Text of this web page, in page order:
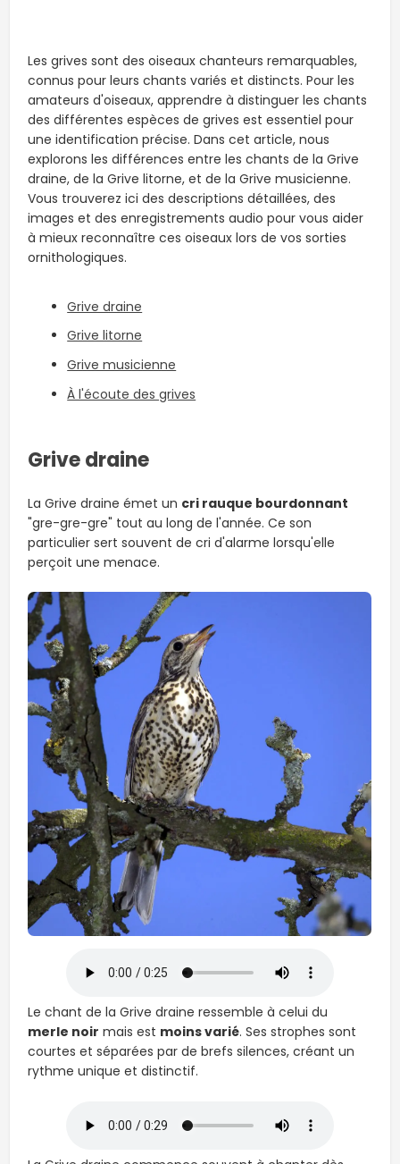
Les grives sont des oiseaux chanteurs remarquables,
connus pour leurs chants variés et distincts. Pour les
amateurs d'oiseaux, apprendre à distinguer les chants
des différentes espèces de grives est essentiel pour
une identification précise. Dans cet article, nous
explorons les différences entre les chants de la Grive
draine, de la Grive litorne, et de la Grive musicienne.
Vous trouverez ici des descriptions détaillées, des
images et des enregistrements audio pour vous aider
à mieux reconnaître ces oiseaux lors de vos sorties
ornithologiques.
Grive draine
Grive litorne
Grive musicienne
À l'écoute des grives
Grive draine
La Grive draine émet un cri rauque bourdonnant
"gre-gre-gre" tout au long de l'année. Ce son
particulier sert souvent de cri d'alarme lorsqu'elle
perçoit une menace.
Le chant de la Grive draine ressemble à celui du
merle noir mais est moins varié. Ses strophes sont
courtes et séparées par de brefs silences, créant un
rythme unique et distinctif.